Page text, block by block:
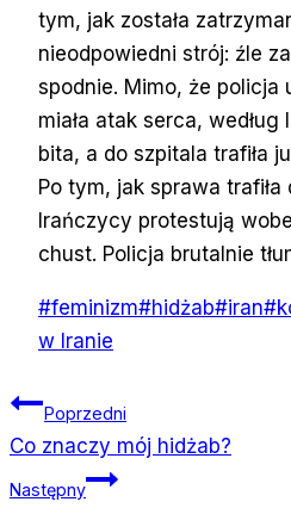
tym, jak została
nieodpowiedni strój: źle
spodnie. Mimo, że policja
miała atak serca, według
bita, a do szpitala trafiła
Po tym, jak sprawa trafiła
Irańczycy protestują
chust. Policja brutalnie
Tagi
wpisu:
#feminizm#hidżab#iran#
w Iranie
Nawigacja
wpisu
Poprzedni
Co znaczy mój hidżab?
Następny